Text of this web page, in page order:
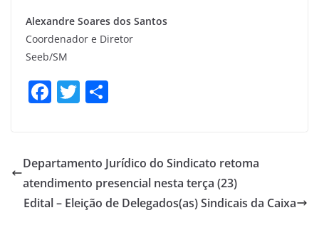
Alexandre Soares dos Santos
Coordenador e Diretor
Seeb/SM
F
e
b
o
T
er e
Departamento Jurídico do Sindicato retoma
atendimento presencial nesta terça (23)
Edital – Eleição de Delegados(as) Sindicais da Caixa